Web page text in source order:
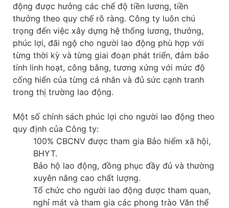
động được hưởng các chế độ tiền lương, tiền
thưởng theo quy chế rõ ràng. Công ty luôn chú
trọng đến việc xây dựng hệ thống lương, thưởng,
phúc lợi, đãi ngộ cho người lao động phù hợp với
từng thời kỳ và từng giai đoạn phát triển, đảm bảo
tính linh hoạt, công bằng, tương xứng với mức độ
cống hiến của từng cá nhân và đủ sức cạnh tranh
trong thị trường lao động.
Một số chính sách phúc lợi cho người lao động theo
quy định của Công ty:
100% CBCNV được tham gia Bảo hiểm xã hội,
BHYT.
Bảo hộ lao động, đồng phục đầy đủ và thường
xuyên nâng cao chất lượng.
Tổ chức cho người lao động được tham quan,
nghỉ mát và tham gia các phong trào Văn thể